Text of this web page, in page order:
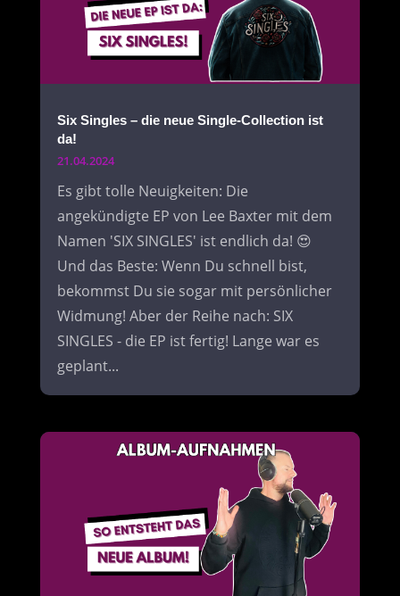
Six Singles – die neue Single-Collection ist
da!
21.04.2024
Es gibt tolle Neuigkeiten: Die
angekündigte EP von Lee Baxter mit dem
Namen 'SIX SINGLES' ist endlich da! 😍
Und das Beste: Wenn Du schnell bist,
bekommst Du sie sogar mit persönlicher
Widmung! Aber der Reihe nach: SIX
SINGLES - die EP ist fertig! Lange war es
geplant...